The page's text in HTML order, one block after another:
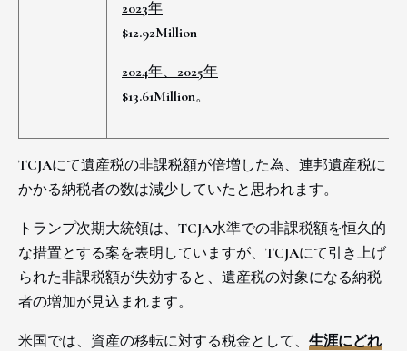
2023年
$12.92Million
2024年、2025年
$13.61Million。
TCJAにて遺産税の非課税額が倍増した為、連邦遺産税に
かかる納税者の数は減少していたと思われます。
トランプ次期大統領は、TCJA水準での非課税額を恒久的
な措置とする案を表明していますが、TCJAにて引き上げ
られた非課税額が失効すると、遺産税の対象になる納税
者の増加が見込まれます。
米国では、資産の移転に対する税金として、 生涯にどれ